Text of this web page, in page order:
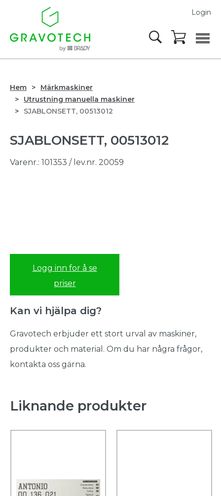
Login
Hem
Märkmaskiner
Utrustning manuella maskiner
SJABLONSETT, 00513012
SJABLONSETT, 00513012
Varenr.: 101353 / lev.nr. 20059
Logg inn for å se
priser
Kan vi hjälpa dig?
Gravotech erbjuder ett stort urval av maskiner,
produkter och material. Om du har några frågor,
kontakta oss gärna.
Liknande produkter